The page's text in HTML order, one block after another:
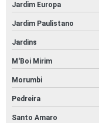
Jardim Europa
Jardim Paulistano
Jardins
M'Boi Mirim
Morumbi
Pedreira
Santo Amaro